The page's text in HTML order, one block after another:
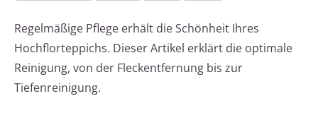
Regelmäßige Pflege erhält die Schönheit Ihres
Hochflorteppichs. Dieser Artikel erklärt die optimale
Reinigung, von der Fleckentfernung bis zur
Tiefenreinigung.